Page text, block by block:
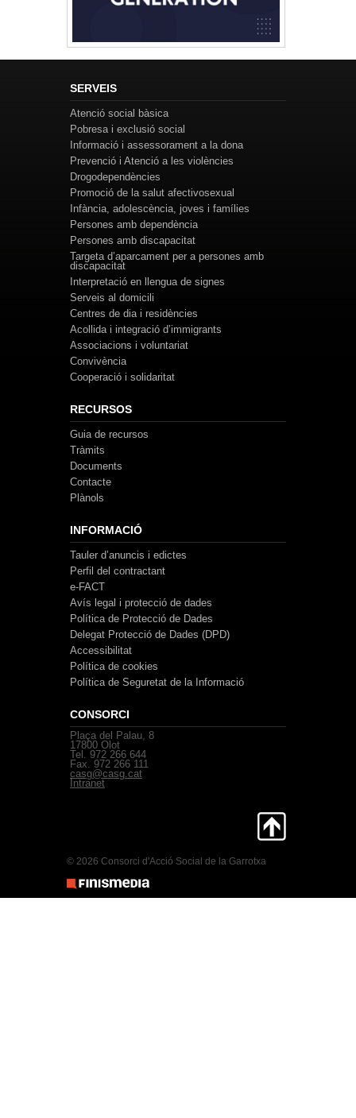
SERVEIS
Atenció social bàsica
Pobresa i exclusió social
Informació i assessorament a la dona
Prevenció i Atenció a les violències
Drogodependències
Promoció de la salut afectivosexual
Infància, adolescència, joves i famílies
Persones amb dependència
Persones amb discapacitat
Targeta d’aparcament per a persones amb
discapacitat
Interpretació en llengua de signes
Serveis al domicili
Centres de dia i residències
Acollida i integració d’immigrants
Associacions i voluntariat
Convivència
Cooperació i solidaritat
RECURSOS
Guia de recursos
Tràmits
Documents
Contacte
Plànols
INFORMACIÓ
Tauler d’anuncis i edictes
Perfil del contractant
e-FACT
Avís legal i protecció de dades
Política de Protecció de Dades
Delegat Protecció de Dades (DPD)
Accessibilitat
Política de cookies
Política de Seguretat de la Informació
CONSORCI
Plaça del Palau, 8
17800 Olot
Tel. 972 266 644
Fax. 972 266 111
casg@casg.cat
Intranet
© 2026 Consorci d'Acció Social de la Garrotxa